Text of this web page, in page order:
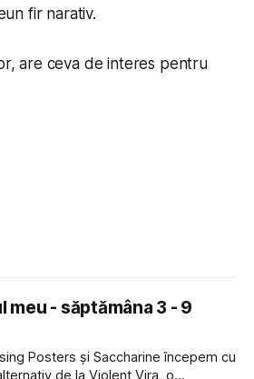
fir narativ.
are ceva de interes pentru
meu - săptămâna 3 - 9
Posters și Saccharine începem cu